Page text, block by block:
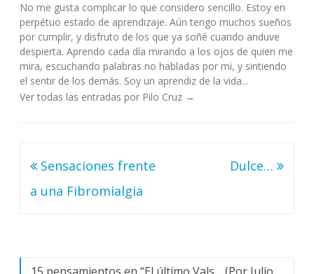
No me gusta complicar lo que considero sencillo. Estoy en
perpétuo estado de aprendizaje. Aún tengo muchos sueños
por cumplir, y disfruto de los que ya soñé cuando anduve
despierta. Aprendo cada día mirando a los ojos de quien me
mira, escuchando palabras no habladas por mi, y sintiendo
el sentir de los demás. Soy un aprendiz de la vida...
Ver todas las entradas por Pilo Cruz →
Navegación
de
Sensaciones frente
a una Fibromialgia
Dulce…